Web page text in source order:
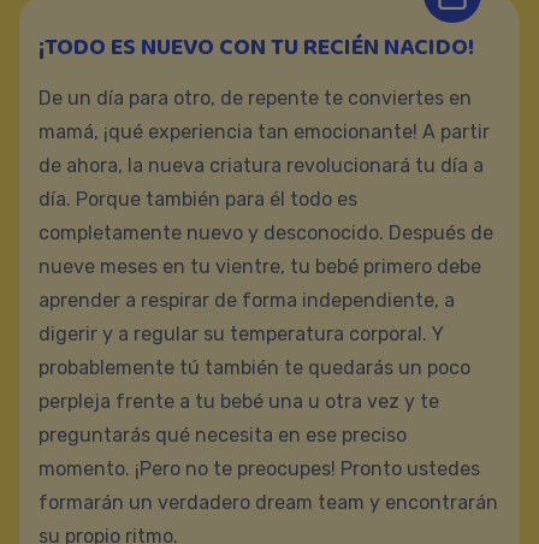
¡TODO ES NUEVO CON TU RECIÉN NACIDO!
De un día para otro, de repente te conviertes en
mamá, ¡qué experiencia tan emocionante! A partir
de ahora, la nueva criatura revolucionará tu día a
día. Porque también para él todo es
completamente nuevo y desconocido. Después de
nueve meses en tu vientre, tu bebé primero debe
aprender a respirar de forma independiente, a
digerir y a regular su temperatura corporal. Y
probablemente tú también te quedarás un poco
perpleja frente a tu bebé una u otra vez y te
preguntarás qué necesita en ese preciso
momento. ¡Pero no te preocupes! Pronto ustedes
formarán un verdadero dream team y encontrarán
su propio ritmo.